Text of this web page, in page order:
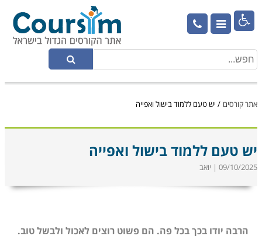

אתר קורסים / יש טעם ללמוד בישול ואפייה
יש טעם ללמוד בישול ואפייה
09/10/2025 | יואב
הרבה יודו בכך בכל פה. הם פשוט רוצים לאכול ולבשל טוב.